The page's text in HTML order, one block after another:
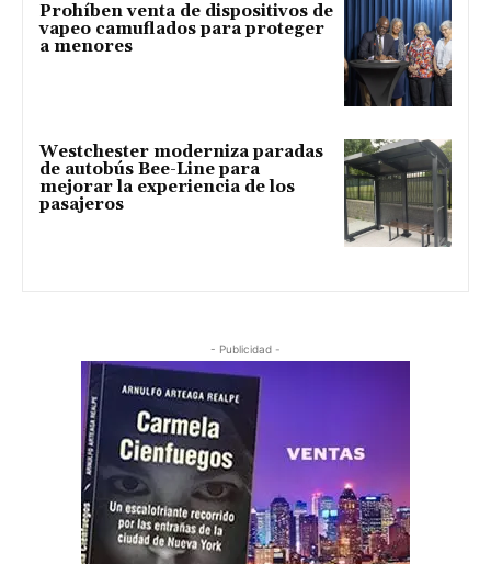
Prohíben venta de dispositivos de
vapeo camuflados para proteger
a menores
Westchester moderniza paradas
de autobús Bee-Line para
mejorar la experiencia de los
pasajeros
- Publicidad -